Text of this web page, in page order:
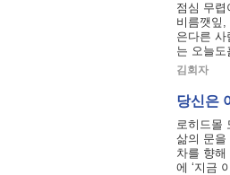
점심 무
비름깻잎
은다른
는 오늘도
김회자
당신은
로히드몰
삶의 문을
차를 향
에 ‘지금